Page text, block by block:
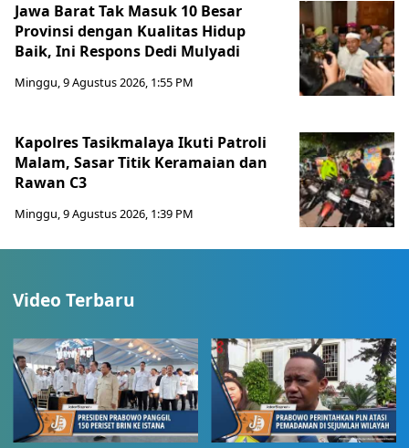
Jawa Barat Tak Masuk 10 Besar
Provinsi dengan Kualitas Hidup
Baik, Ini Respons Dedi Mulyadi
Minggu, 9 Agustus 2026, 1:55 PM
Kapolres Tasikmalaya Ikuti Patroli
Malam, Sasar Titik Keramaian dan
Rawan C3
Minggu, 9 Agustus 2026, 1:39 PM
Video Terbaru